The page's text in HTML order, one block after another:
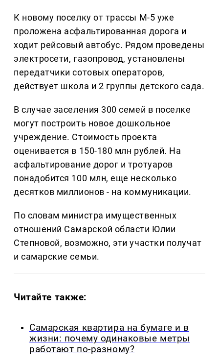
К новому поселку от трассы М-5 уже
проложена асфальтированная дорога и
ходит рейсовый автобус. Рядом проведены
электросети, газопровод, установлены
передатчики сотовых операторов,
действует школа и 2 группы детского сада.
В случае заселения 300 семей в поселке
могут построить новое дошкольное
учреждение. Стоимость проекта
оценивается в 150-180 млн рублей. На
асфальтирование дорог и тротуаров
понадобится 100 млн, еще несколько
десятков миллионов - на коммуникации.
По словам министра имущественных
отношений Самарской области Юлии
Степновой, возможно, эти участки получат
и самарские семьи.
Читайте также:
Самарская квартира на бумаге и в
жизни: почему одинаковые метры
работают по-разному?